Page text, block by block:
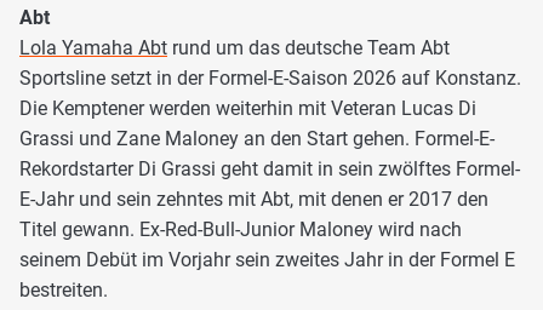
Abt
Lola Yamaha Abt rund um das deutsche Team Abt
Sportsline setzt in der Formel-E-Saison 2026 auf Konstanz.
Die Kemptener werden weiterhin mit Veteran Lucas Di
Grassi und Zane Maloney an den Start gehen. Formel-E-
Rekordstarter Di Grassi geht damit in sein zwölftes Formel-
E-Jahr und sein zehntes mit Abt, mit denen er 2017 den
Titel gewann. Ex-Red-Bull-Junior Maloney wird nach
seinem Debüt im Vorjahr sein zweites Jahr in der Formel E
bestreiten.